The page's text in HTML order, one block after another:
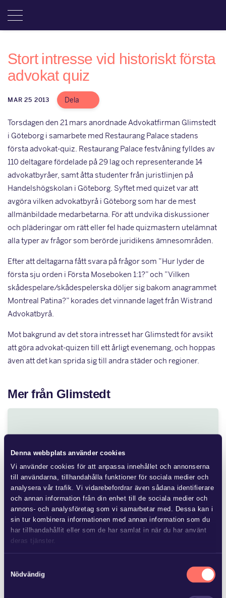
Denna webbplats använder cookies
Vi använder cookies för att anpassa innehållet och annonserna
till användarna, tillhandahålla funktioner för sociala medier och
analysera vår trafik. Vi vidarebefordrar även sådana identifierare
och annan information från din enhet till de sociala medier och
annons- och analysföretag som vi samarbetar med. Dessa kan i
sin tur kombinera informationen med annan information som du
har tillhandahållit eller som de har samlat in när du har använt
deras tjänster.
oss och på vilket sätt vi behandlar personuppgifter.
Nödvändig
Stort intresse vid historiskt första
advokat quiz
MAR 25 2013 Dela
Torsdagen den 21 mars anordnade Advokatfirman Glimstedt
i Göteborg i samarbete med Restaurang Palace stadens
första advokat-quiz. Restaurang Palace festvåning fylldes av
110 deltagare fördelade på 29 lag och representerande 14
advokatbyråer, samt åtta studenter från juristlinjen på
Handelshögskolan i Göteborg. Syftet med quizet var att
avgöra vilken advokatbyrå i Göteborg som har de mest
allmänbildade medarbetarna. För att undvika diskussioner
och pläderingar om rätt eller fel hade quizmastern utelämnat
alla typer av frågor som berörde juridikens ämnesområden.
Efter att deltagarna fått svara på frågor som ”Hur lyder de
första sju orden i Första Moseboken 1:1?” och ”Vilken
skådespelare/skådespelerska döljer sig bakom anagrammet
Montreal Patina?” korades det vinnande laget från Wistrand
Advokatbyrå.
Mot bakgrund av det stora intresset har Glimstedt för avsikt
att göra advokat-quizen till ett årligt evenemang, och hoppas
även att det kan sprida sig till andra städer och regioner.
Mer från Glimstedt
JUL 8 2026
Ny lag om avgift för
områdessamverkan
Flera fastighetsägare vidtar åtgärder för att förbättra
området kring fastigheten, vilket medför kostnader. Andra
fastighetsägare har kunnat dra nytta…